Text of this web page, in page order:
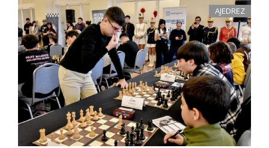
AJEDREZ